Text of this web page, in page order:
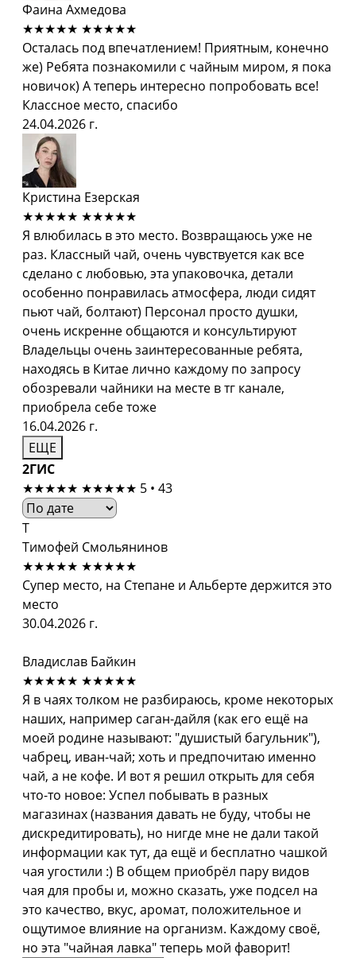
Фаина Ахмедова
★★★★★ ★★★★★
Осталась под впечатлением! Приятным, конечно
же) Ребята познакомили с чайным миром, я пока
новичок) А теперь интересно попробовать все!
Классное место, спасибо
24.04.2026 г.
Кристина Езерская
★★★★★ ★★★★★
Я влюбилась в это место. Возвращаюсь уже не
раз. Классный чай, очень чувствуется как все
сделано с любовью, эта упаковочка, детали
особенно понравилась атмосфера, люди сидят
пьют чай, болтают) Персонал просто душки,
очень искренне общаются и консультируют
Владельцы очень заинтересованные ребята,
находясь в Китае лично каждому по запросу
обозревали чайники на месте в тг канале,
приобрела себе тоже
16.04.2026 г.
ЕЩЕ
2ГИС
★★★★★ ★★★★★ 5 • 43
Т
Тимофей Смольянинов
★★★★★ ★★★★★
Супер место, на Степане и Альберте держится это
место
30.04.2026 г.
Владислав Байкин
★★★★★ ★★★★★
Я в чаях толком не разбираюсь, кроме некоторых
наших, например саган-дайля (как его ещё на
моей родине называют: "душистый багульник"),
чабрец, иван-чай; хоть и предпочитаю именно
чай, а не кофе. И вот я решил открыть для себя
что-то новое: Успел побывать в разных
магазинах (названия давать не буду, чтобы не
дискредитировать), но нигде мне не дали такой
информации как тут, да ещё и бесплатно чашкой
чая угостили :) В общем приобрёл пару видов
чая для пробы и, можно сказать, уже подсел на
это качество, вкус, аромат, положительное и
ощутимое влияние на организм. Каждому своё,
но эта "чайная лавка" теперь мой фаворит!